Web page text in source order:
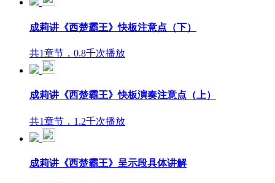
成莉讲《西楚霸王》快板注意点（下）
共1章节，0.8千次播放
成莉讲《西楚霸王》快板演奏注意点（上）
共1章节，1.2千次播放
成莉讲《西楚霸王》呈示段具体讲解